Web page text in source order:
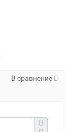
В сравнение